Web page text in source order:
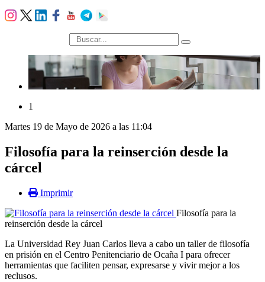
búsqueda
1
Martes 19 de Mayo de 2026 a las 11:04
Filosofía para la reinserción desde la
cárcel
Imprimir
Filosofía para la
reinserción desde la cárcel
La Universidad Rey Juan Carlos lleva a cabo un taller de filosofía
en prisión en el Centro Penitenciario de Ocaña I para ofrecer
herramientas que faciliten pensar, expresarse y vivir mejor a los
reclusos.